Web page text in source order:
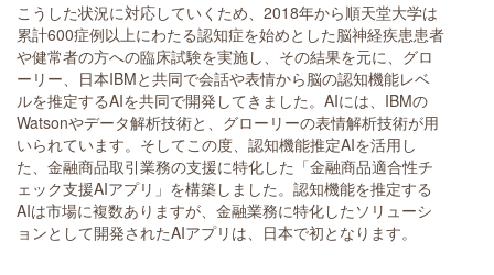
こうした状況に対応していくため、2018年から順天堂大学は
累計600症例以上にわたる認知症を始めとした脳神経疾患患者
や健常者の方への臨床試験を実施し、その結果を元に、グロ
ーリー、日本IBMと共同で会話や表情から脳の認知機能レベ
ルを推定するAIを共同で開発してきました。AIには、IBMの
Watsonやデータ解析技術と、グローリーの表情解析技術が用
いられています。そしてこの度、認知機能推定AIを活用し
た、金融商品取引業務の支援に特化した「金融商品適合性チ
ェック支援AIアプリ」を構築しました。認知機能を推定する
AIは市場に複数ありますが、金融業務に特化したソリューシ
ョンとして開発されたAIアプリは、日本で初となります。